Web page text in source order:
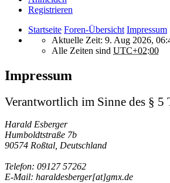
Registrieren
Startseite Foren-Übersicht Impressum
Aktuelle Zeit: 9. Aug 2026,
Alle Zeiten sind UTC+02:00
Impressum
Verantwortlich im Sinne des § 5
Harald Esberger
Humboldtstraße 7b
90574 Roßtal, Deutschland
Telefon: 09127 57262
E-Mail: haraldesberger[at]gmx.de